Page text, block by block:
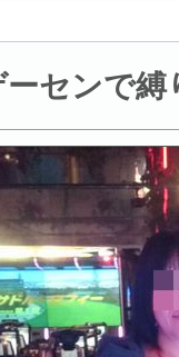
ーセンで縛